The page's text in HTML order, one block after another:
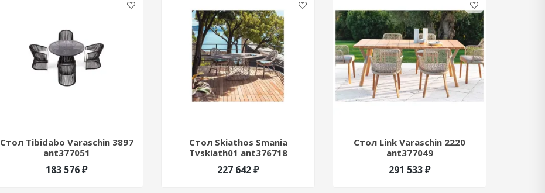
Стол Tibidabo Varaschin 3897
ant377051
183 576 ₽
Стол Skiathos Smania
Tvskiath01 ant376718
227 642 ₽
Стол Link Varaschin 2220
ant377049
291 533 ₽